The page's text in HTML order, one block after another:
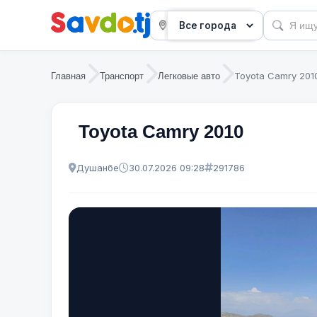
Главная Транспорт Легковые авто Toyota Camry
Toyota Camry 2010
Душанбе 30.07.2026 09:28 291786